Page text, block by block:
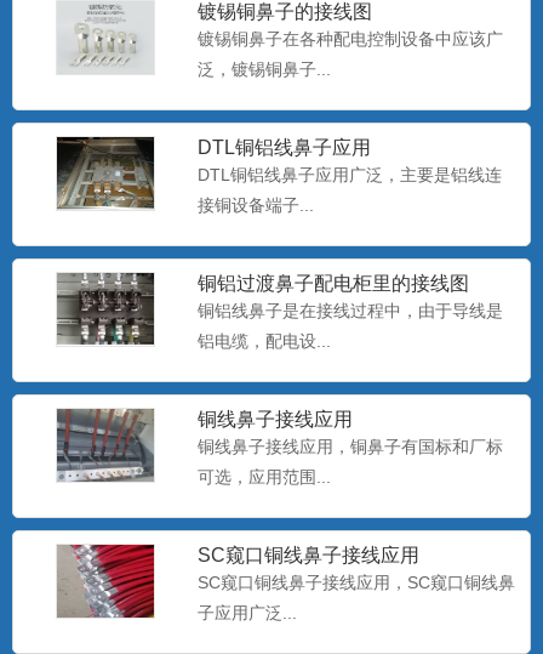
镀锡铜鼻子的接线图
镀锡铜鼻子在各种配电控制设备中应该广
泛，镀锡铜鼻子...
DTL铜铝线鼻子应用
DTL铜铝线鼻子应用广泛，主要是铝线连
接铜设备端子...
铜铝过渡鼻子配电柜里的接线图
铜铝线鼻子是在接线过程中，由于导线是
铝电缆，配电设...
铜线鼻子接线应用
铜线鼻子接线应用，铜鼻子有国标和厂标
可选，应用范围...
SC窥口铜线鼻子接线应用
SC窥口铜线鼻子接线应用，SC窥口铜线鼻
子应用广泛...
双孔铜鼻子定做
金蟾电气支持非标铜鼻子定做，无孔铜鼻
子定做，光板铜鼻子定做，...
OT冷压端子 圆形线鼻子
金蟾电气15355773736，供应：OT冷压端
开口铜鼻子 OT铜鼻子 开口铜线耳